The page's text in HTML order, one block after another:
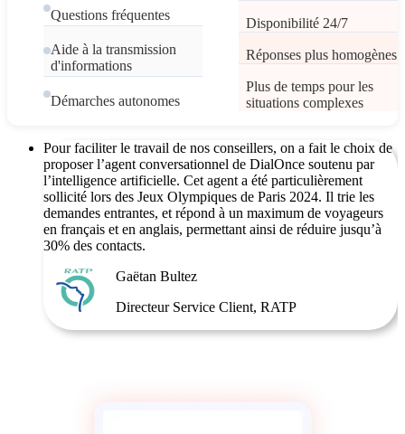
Questions fréquentes
Aide à la transmission
d'informations
Démarches autonomes
Disponibilité 24/7
Réponses plus homogènes
Plus de temps pour les
situations complexes
Pour faciliter le travail de nos conseillers, on a fait le choix de
proposer l’agent conversationnel de DialOnce soutenu par
l’intelligence artificielle. Cet agent a été particulièrement
sollicité lors des Jeux Olympiques de Paris 2024. Il trie les
demandes entrantes, et répond à un maximum de voyageurs
en français et en anglais, permettant ainsi de réduire jusqu’à
30% des contacts.
Gaëtan Bultez
Directeur Service Client, RATP